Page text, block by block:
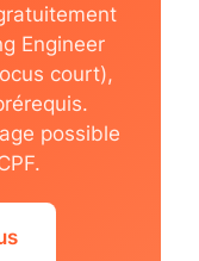
Engineer
court),
possible